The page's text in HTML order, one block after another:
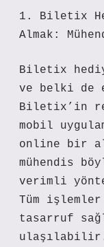
1. Biletix
Almak:
Biletix
ve belki de
Biletix’in
mobil
online bir
mühendis
verimli
Tüm
tasarruf